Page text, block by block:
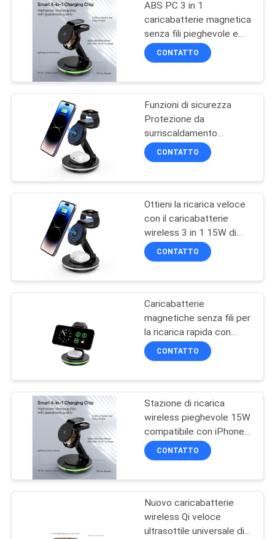
ABS PC 3 in 1
caricabatterie magnetica
senza fili pieghevole e
portatile con ricarica
rapida
CONTATTO
Funzioni di sicurezza
Protezione da
surriscaldamento
Caricabatterie
magnetiche senza fili
CONTATTO
Ottieni la ricarica veloce
con il caricabatterie
wireless 3 in 1 15W di
potenza di uscita
CONTATTO
Caricabatterie
magnetiche senza fili per
la ricarica rapida con
metodo di ricarica senza
fili
CONTATTO
Stazione di ricarica
wireless pieghevole 15W
compatibile con iPhone
15 14 13 12
CONTATTO
Nuovo caricabatterie
wireless Qi veloce
ultrasottile universale di